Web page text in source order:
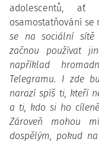
adolescentů,
osamostatňování se
se na sociální sítě
začnou používat
například
Telegramu. I zde
narazí spíš ti, kteří
a ti, kdo si ho
Zároveň mohou
dospělým, pokud